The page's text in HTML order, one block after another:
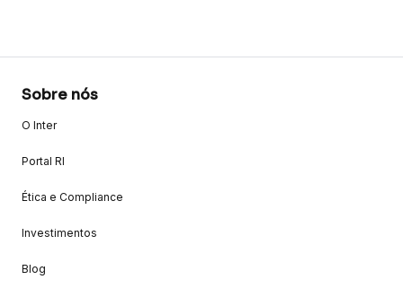
Sobre nós
O Inter
Portal RI
Ética e Compliance
Investimentos
Blog